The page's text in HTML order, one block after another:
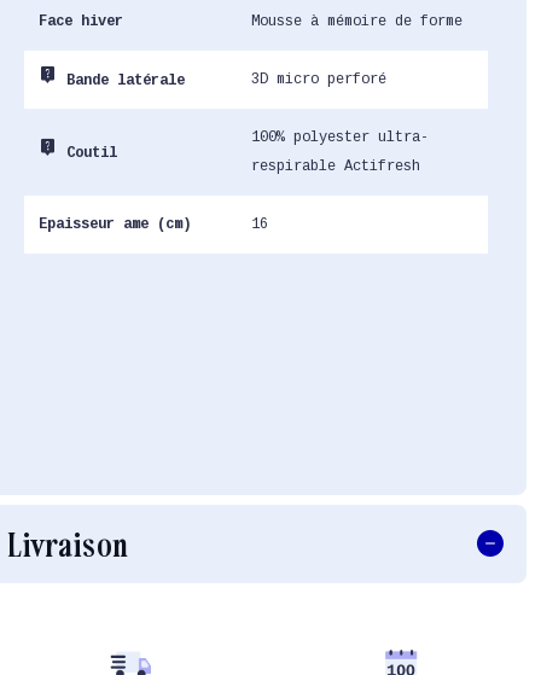
Face hiver Mousse à mémoire de forme
live_help Bande latérale 3D micro perforé
live_help Coutil
100% polyester ultra-
respirable Actifresh
Epaisseur ame (cm) 16
Livraison